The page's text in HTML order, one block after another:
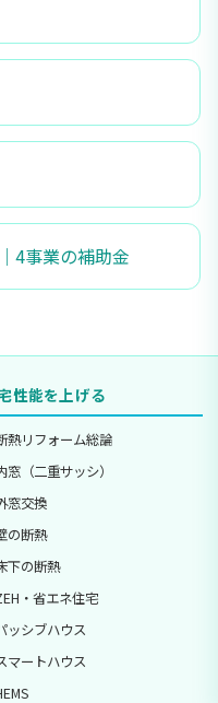
4事業の補助金
性能を上げる
熱リフォーム総論
窓（二重サッシ）
窓交換
の断熱
下の断熱
・省エネ住宅
ッシブハウス
マートハウス